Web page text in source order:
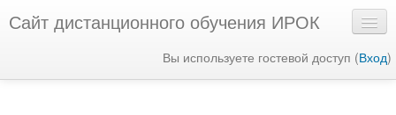
Сайт дистанционного обучения ИРОК
Вы используете гостевой доступ (Вход)